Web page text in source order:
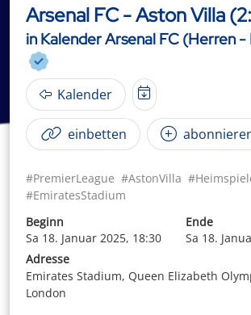
Arsenal FC - Aston Villa
in Kalender Arsenal FC (Herren
Kalender
einbetten
#PremierLeague #AstonVilla
#EmiratesStadium
Beginn
Sa 18. Januar 2025, 18:30
Ende
Sa 18.
Adresse
Emirates Stadium, Queen Elizabeth
London